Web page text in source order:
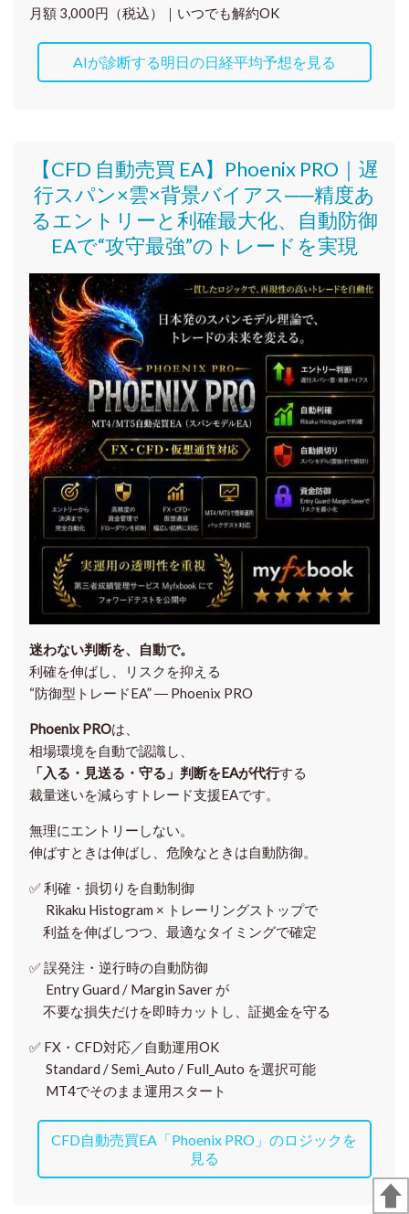
月額 3,000円（税込）｜いつでも解約OK
AIが診断する明日の日経平均予想を見る
【CFD 自動売買 EA】Phoenix PRO｜遅
行スパン×雲×背景バイアス──精度あ
るエントリーと利確最大化、自動防御
EAで“攻守最強”のトレードを実現
迷わない判断を、自動で。
利確を伸ばし、リスクを抑える
“防御型トレードEA” ― Phoenix PRO
Phoenix PROは、
相場環境を自動で認識し、
「入る・見送る・守る」判断をEAが代行する
裁量迷いを減らすトレード支援EAです。
無理にエントリーしない。
伸ばすときは伸ばし、危険なときは自動防御。
✅利確・損切りを自動制御
Rikaku Histogram × トレーリングストップで
利益を伸ばしつつ、最適なタイミングで確定
✅誤発注・逆行時の自動防御
Entry Guard / Margin Saver が
不要な損失だけを即時カットし、証拠金を守る
✅ FX・CFD対応／自動運用OK
Standard / Semi_Auto / Full_Auto を選択可能
MT4でそのまま運用スタート
CFD自動売買EA「Phoenix PRO」のロジックを
見る